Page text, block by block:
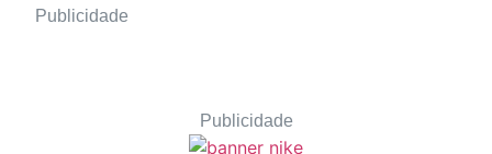
Publicidade
Publicidade